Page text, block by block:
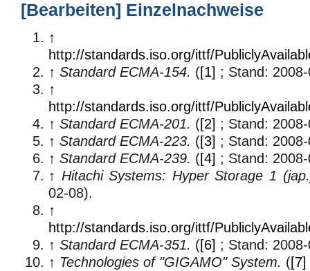
[Bearbeiten] Einzelnachweise
↑
http://standards.iso.org/ittf/
↑ Standard ECMA-154. ([1] ; Stand:
↑
http://standards.iso.org/ittf/
↑ Standard ECMA-201. ([2] ; Stand:
↑ Standard ECMA-223. ([3] ; Stand:
↑ Standard ECMA-239. ([4] ; Stand:
↑ Hitachi Systems: Hyper Storage 1
02-08).
↑
http://standards.iso.org/ittf/
↑ Standard ECMA-351. ([6] ; Stand:
↑ Technologies of "GIGAMO" System. ([7]